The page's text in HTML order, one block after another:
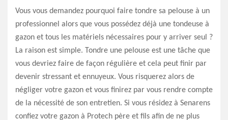
Vous vous demandez pourquoi faire tondre sa pelouse à un
professionnel alors que vous possédez déjà une tondeuse à
gazon et tous les matériels nécessaires pour y arriver seul ?
La raison est simple. Tondre une pelouse est une tâche que
vous devriez faire de façon régulière et cela peut finir par
devenir stressant et ennuyeux. Vous risquerez alors de
négliger votre gazon et vous finirez par vous rendre compte
de la nécessité de son entretien. Si vous résidez à Senarens
confiez votre gazon à Protech père et fils afin de ne plus